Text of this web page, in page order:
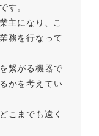
。
主になり、こ
務を行なって
繋がる機器で
かを考えてい
こまでも遠く